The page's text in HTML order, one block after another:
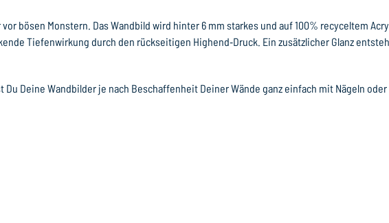
bösen Monstern. Das Wandbild wird hinter 6 mm starkes und auf 100% recyceltem
Tiefenwirkung durch den rückseitigen Highend‐Druck. Ein zusätzlicher Glanz
Deine Wandbilder je nach Beschaffenheit Deiner Wände ganz einfach mit Nägeln